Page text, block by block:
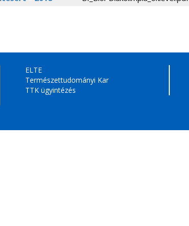
ELTE
Természettudományi Kar
TTK ügyintézés